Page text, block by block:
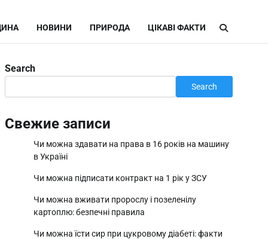
НОВИНИ ПРИРОДА ЦІКАВІ ФАКТИ
Search
Search
Свежие записи
Чи можна здавати на права в 16 років на машину
в Україні
Чи можна підписати контракт на 1 рік у ЗСУ
Чи можна вживати пророслу і позеленілу
картоплю: безпечні правила
Чи можна їсти сир при цукровому діабеті: факти